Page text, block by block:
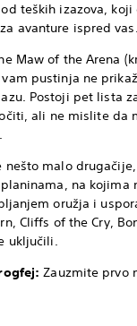
teških izazova,
avanture ispred vas.
Maw of the Arena
vam pustinja ne
Postoji pet lista
ali ne mislite da
nešto malo
na
oružja i
Cliffs of the Cry,
uključili.
Zauzmite prvo